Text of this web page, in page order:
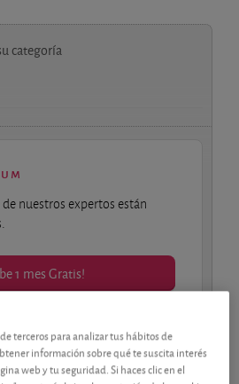
categoría
nuestros expertos están
1 mes Gratis!
terceros para analizar tus hábitos de
información sobre qué te suscita interés
web y tu seguridad. Si haces clic en el